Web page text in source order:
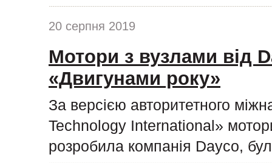
20 серпня 2019
Мотори з вузлами від
«Двигунами року»
За версією авторитетного
Technology International»
розробила компанія Dayco,